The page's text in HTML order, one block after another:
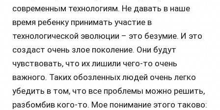
современным технологиям. Не давать в наше
время ребенку принимать участие в
технологической эволюции – это безумие. И это
создаст очень злое поколение. Они будут
чувствовать, что их лишили чего-то очень
важного. Таких обозленных людей очень легко
убедить в том, что все проблемы можно решить,
разбомбив кого-то. Мое понимание этого таково: